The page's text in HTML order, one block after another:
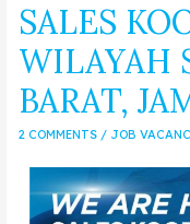
SALES
WILAYAH
BARAT,
2 COMMENTS / JOB